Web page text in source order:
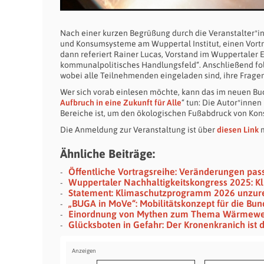
Nach einer kurzen Begrüßung durch die
und Konsumsysteme am Wuppertal Institut, einen
dann referiert Rainer Lucas, Vorstand im Wuppertaler
kommunalpolitisches Handlungsfeld“. Anschließend
wobei alle Teilnehmenden eingeladen sind, ihre
Wer sich vorab einlesen möchte, kann das im neuen
Aufbruch in eine Zukunft für Alle“ tun: Die
Bereiche ist, um den ökologischen Fußabdruck von
Die Anmeldung zur Veranstaltung ist überdiesen Link
Ähnliche Beiträge:
Öffentliche Vortragsreihe: Veränderungen
Wuppertaler Nachhaltigkeitskongress 2025:
Statement: Klimaschutzprogramm 2026
„BUGA in MoVe“: Mobilitätskonzept für die
Einordnung von Mythen zum Thema
Glücksboten in Gefahr: Der Kronenkranich ist